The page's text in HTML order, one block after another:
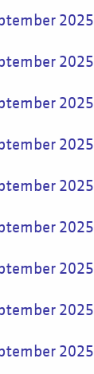
2025
2025
2025
2025
2025
2025
2025
2025
2025